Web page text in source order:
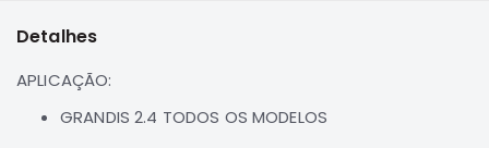
Acessórios
Detalhes
APLICAÇÃO:
GRANDIS 2.4 TODOS OS MODELOS